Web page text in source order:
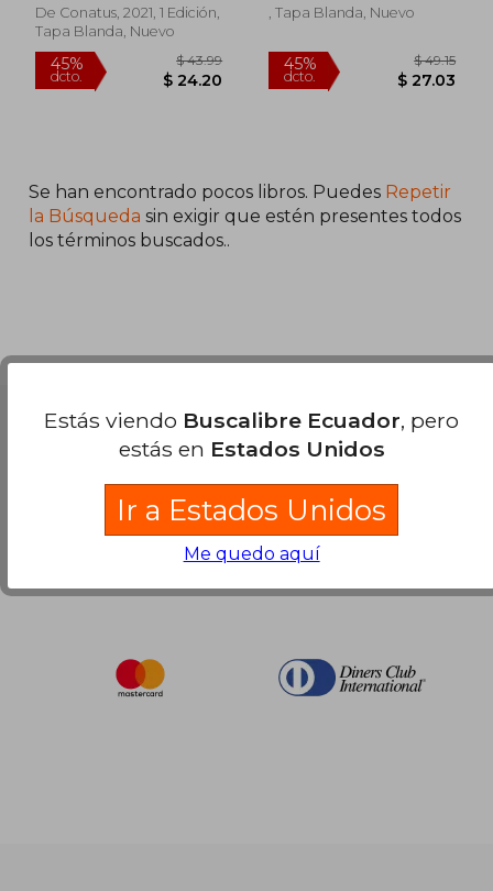
Posmodernidad. (¿
Qué nos Contamos
De Conatus, 2021, 1 Edición,
Tapa Blanda, Nuevo
45%
dcto.
$ 43.99
$ 24.20
, Tapa Blanda, Nuevo
45%
dcto. $
Se han encontrado pocos libros. Puedes Repetir
la Búsqueda sin exigir que estén presentes todos
los términos buscados..
Nuestras Formas de Pago
Estás viendo Buscalibre Ecuador, pero
estás en Estados Unidos
Ir a Estados Unidos
Me quedo aquí